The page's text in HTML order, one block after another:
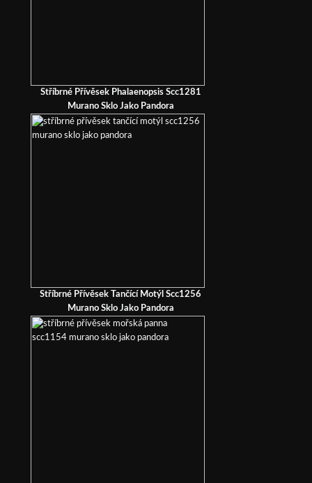
Stříbrné Přívěsek Phalaenopsis Scc1281
Murano Sklo Jako Pandora
Stříbrné Přívěsek Tančící Motýl Scc1256
Murano Sklo Jako Pandora